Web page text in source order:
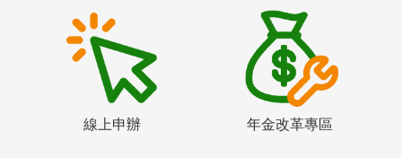
線上申辦 年金改革專區